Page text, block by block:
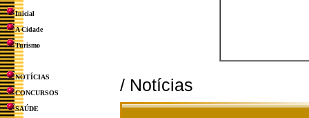
Inicial
A Cidade
Turismo
NOTÍCIAS
CONCURSOS
SAÚDE
/ Notícias